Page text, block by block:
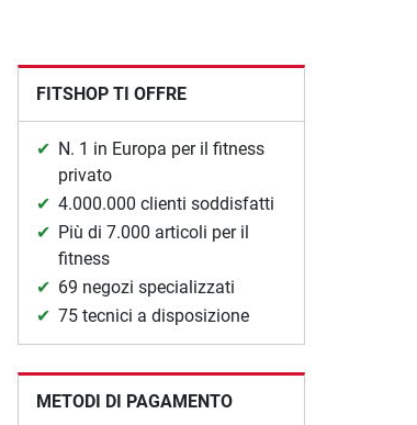
FITSHOP TI OFFRE
N. 1 in Europa per il fitness
privato
4.000.000 clienti soddisfatti
Più di 7.000 articoli per il
fitness
69 negozi specializzati
75 tecnici a disposizione
METODI DI PAGAMENTO